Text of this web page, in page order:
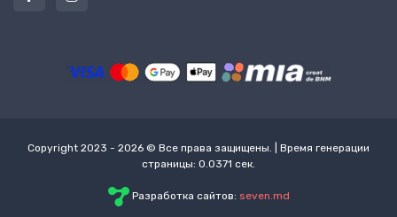
Copyright 2023 - 2026 © Все права защищены. | Время генерации
страницы: 0.0371 сек.
Разработка сайтов: seven.md